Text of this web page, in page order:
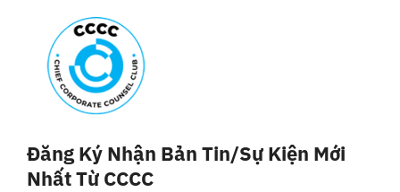
Đăng Ký Nhận Bản Tin/sự Kiện Mới
Nhất Từ CCCC